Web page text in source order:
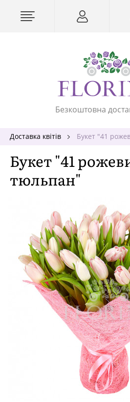
Безкоштовна
Доставка квітів Букет "41
Букет "41
тюльпан"